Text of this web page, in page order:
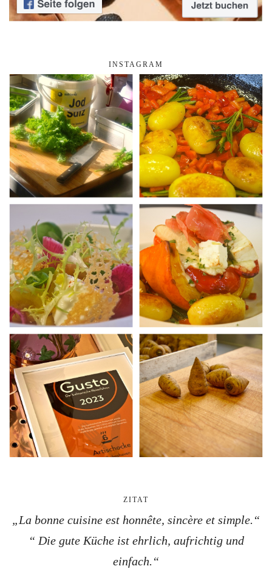
INSTAGRAM
ZITAT
„La bonne cuisine est honnête, sincère et simple.“
“ Die gute Küche ist ehrlich, aufrichtig und
einfach.“